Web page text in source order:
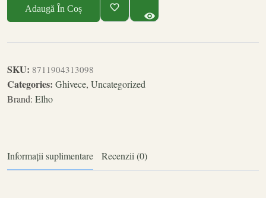
Adaugă În Coș
SKU: 8711904313098
Categories: Ghivece, Uncategorized
Brand: Elho
Informații suplimentare Recenzii (0)